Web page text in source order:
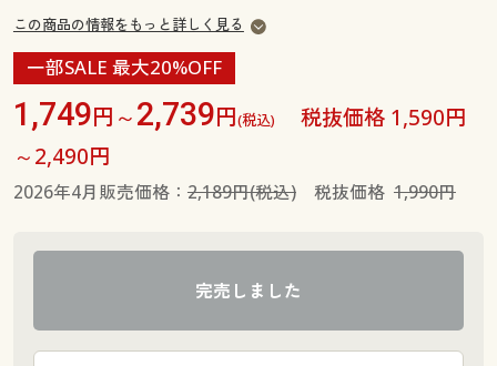
この商品の情報をもっと詳しく見る
一部SALE 最大20%OFF
1,749円～2,739円(税込)
税抜価格 1,590円
～2,490円
2026年4月販売価格： 2,189円(税込)税抜価格 1,990円
完売しました